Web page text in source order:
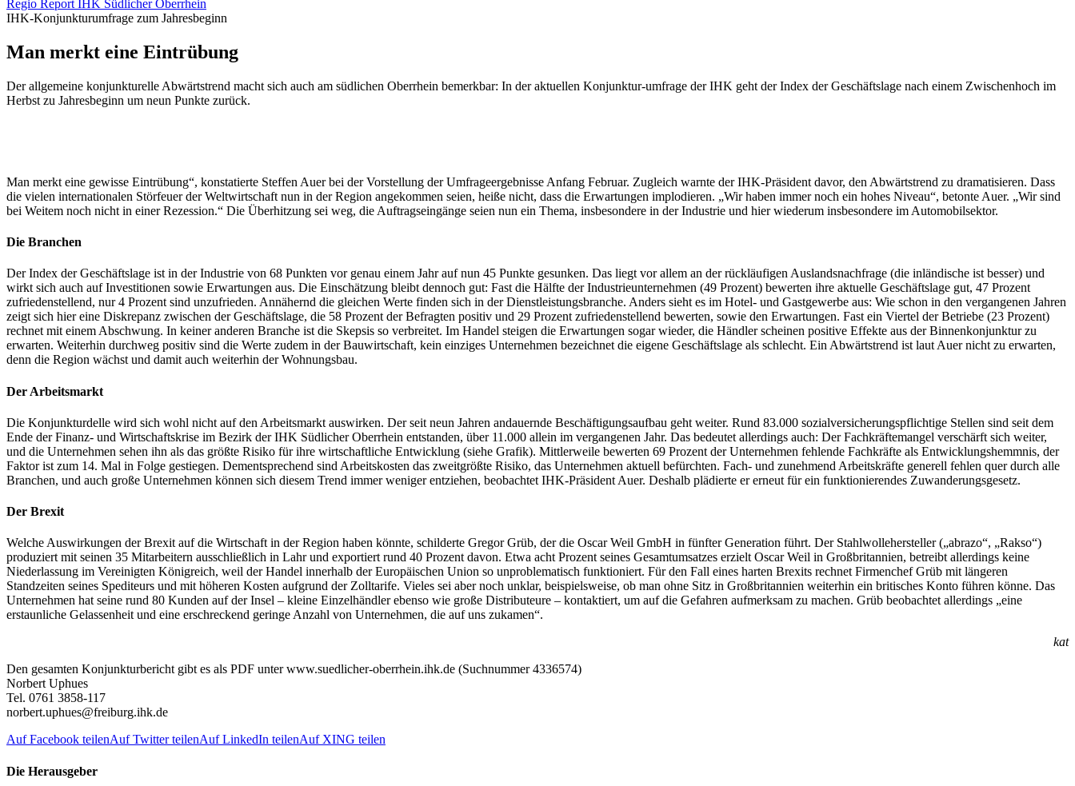
Regio Report IHK Südlicher Oberrhein
IHK-Konjunkturumfrage zum Jahresbeginn
Man merkt eine Eintrübung
Der allgemeine konjunkturelle Abwärtstrend macht sich auch am südlichen Oberrhein bemerkbar: In der aktuellen Konjunktur-umfrage der IHK geht der Index der Geschäftslage nach einem Zwischenhoch im
Herbst zu Jahresbeginn um neun Punkte zurück.
Man merkt eine gewisse Eintrübung“, konstatierte Steffen Auer bei der Vorstellung der Umfrageergebnisse Anfang Februar. Zugleich warnte der IHK-Präsident davor, den Abwärtstrend zu dramatisieren. Dass
die vielen internationalen Störfeuer der Weltwirtschaft nun in der Region angekommen seien, heiße nicht, dass die Erwartungen implodieren. „Wir haben immer noch ein hohes Niveau“, betonte Auer. „Wir sind
bei Weitem noch nicht in einer Rezession.“ Die Überhitzung sei weg, die Auftragseingänge seien nun ein Thema, insbesondere in der Industrie und hier wiederum insbesondere im Automobilsektor.
Die Branchen
Der Index der Geschäftslage ist in der Industrie von 68 Punkten vor genau einem Jahr auf nun 45 Punkte gesunken. Das liegt vor allem an der rückläufigen Auslandsnachfrage (die inländische ist besser) und
wirkt sich auch auf Investitionen sowie Erwartungen aus. Die Einschätzung bleibt dennoch gut: Fast die Hälfte der Industrieunternehmen (49 Prozent) bewerten ihre aktuelle Geschäftslage gut, 47 Prozent
zufriedenstellend, nur 4 Prozent sind unzufrieden. Annähernd die gleichen Werte finden sich in der Dienstleistungsbranche. Anders sieht es im Hotel- und Gastgewerbe aus: Wie schon in den vergangenen Jahren
zeigt sich hier eine Diskrepanz zwischen der Geschäftslage, die 58 Prozent der Befragten positiv und 29 Prozent zufriedenstellend bewerten, sowie den Erwartungen. Fast ein Viertel der Betriebe (23 Prozent)
rechnet mit einem Abschwung. In keiner anderen Branche ist die Skepsis so verbreitet. Im Handel steigen die Erwartungen sogar wieder, die Händler scheinen positive Effekte aus der Binnenkonjunktur zu
erwarten. Weiterhin durchweg positiv sind die Werte zudem in der Bauwirtschaft, kein einziges Unternehmen bezeichnet die eigene Geschäftslage als schlecht. Ein Abwärtstrend ist laut Auer nicht zu erwarten,
denn die Region wächst und damit auch weiterhin der Wohnungsbau.
Der Arbeitsmarkt
Die Konjunkturdelle wird sich wohl nicht auf den Arbeitsmarkt auswirken. Der seit neun Jahren andauernde Beschäftigungsaufbau geht weiter. Rund 83.000 sozialversicherungspflichtige Stellen sind seit dem
Ende der Finanz- und Wirtschaftskrise im Bezirk der IHK Südlicher Oberrhein entstanden, über 11.000 allein im vergangenen Jahr. Das bedeutet allerdings auch: Der Fachkräftemangel verschärft sich weiter,
und die Unternehmen sehen ihn als das größte Risiko für ihre wirtschaftliche Entwicklung (siehe Grafik). Mittlerweile bewerten 69 Prozent der Unternehmen fehlende Fachkräfte als Entwicklungshemmnis, der
Faktor ist zum 14. Mal in Folge gestiegen. Dementsprechend sind Arbeitskosten das zweitgrößte Risiko, das Unternehmen aktuell befürchten. Fach- und zunehmend Arbeitskräfte generell fehlen quer durch alle
Branchen, und auch große Unternehmen können sich diesem Trend immer weniger entziehen, beobachtet IHK-Präsident Auer. Deshalb plädierte er erneut für ein funktionierendes Zuwanderungsgesetz.
Der Brexit
Welche Auswirkungen der Brexit auf die Wirtschaft in der Region haben könnte, schilderte Gregor Grüb, der die Oscar Weil GmbH in fünfter Generation führt. Der Stahlwollehersteller („abrazo“, „Rakso“)
produziert mit seinen 35 Mitarbeitern ausschließlich in Lahr und exportiert rund 40 Prozent davon. Etwa acht Prozent seines Gesamtumsatzes erzielt Oscar Weil in Großbritannien, betreibt allerdings keine
Niederlassung im Vereinigten Königreich, weil der Handel innerhalb der Europäischen Union so unproblematisch funktioniert. Für den Fall eines harten Brexits rechnet Firmenchef Grüb mit längeren
Standzeiten seines Spediteurs und mit höheren Kosten aufgrund der Zolltarife. Vieles sei aber noch unklar, beispielsweise, ob man ohne Sitz in Großbritannien weiterhin ein britisches Konto führen könne. Das
Unternehmen hat seine rund 80 Kunden auf der Insel – kleine Einzelhändler ebenso wie große Distributeure – kontaktiert, um auf die Gefahren aufmerksam zu machen. Grüb beobachtet allerdings „eine
erstaunliche Gelassenheit und eine erschreckend geringe Anzahl von Unternehmen, die auf uns zukamen“.
kat
Den gesamten Konjunkturbericht gibt es als PDF unter www.suedlicher-oberrhein.ihk.de (Suchnummer 4336574)
Norbert Uphues
Tel. 0761 3858-117
norbert.uphues@freiburg.ihk.de
Auf Facebook teilenAuf Twitter teilenAuf LinkedIn teilenAuf XING teilen
Die Herausgeber